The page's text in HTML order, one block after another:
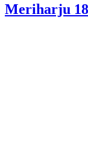
Meriharju